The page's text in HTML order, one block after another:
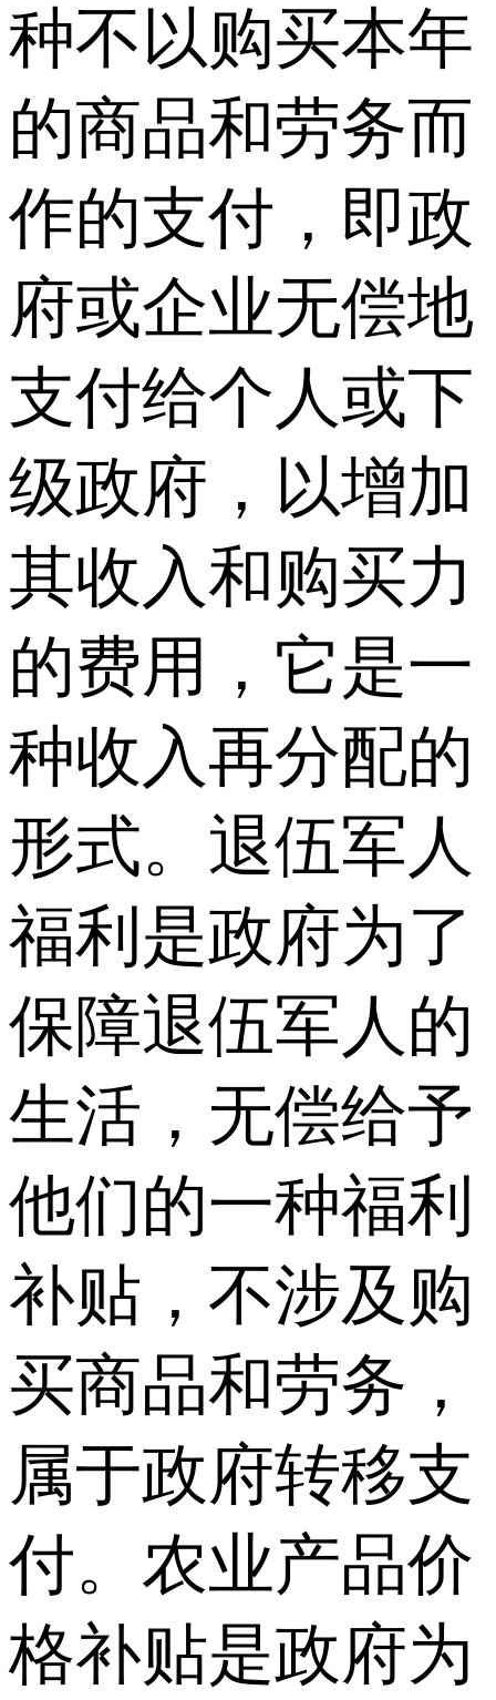
种不以购买本年
的商品和劳务而
作的支付，即政
府或企业无偿地
支付给个人或下
级政府，以增加
其收入和购买力
的费用，它是一
种收入再分配的
形式。退伍军人
福利是政府为了
保障退伍军人的
生活，无偿给予
他们的一种福利
补贴，不涉及购
买商品和劳务，
属于政府转移支
付。农业产品价
格补贴是政府为